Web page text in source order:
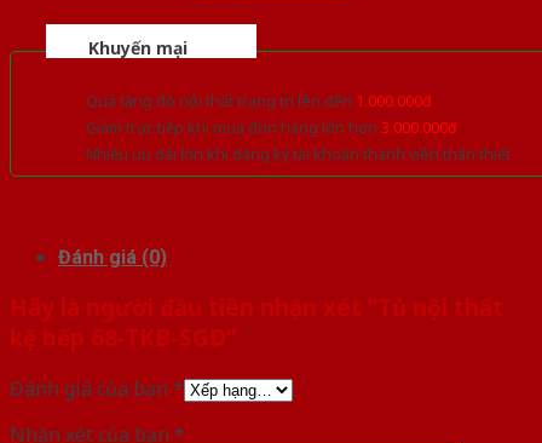
Khuyến mại
Quà tặng đồ nội thất trang trí lên đến 1.000.000đ
Giảm trực tiếp khi mua đơn hàng lớn hơn 3.000.000đ
Nhiều ưu đãi lớn khi đăng ký tài khoản thành viên thân thiết
Đánh giá (0)
Hãy là người đầu tiên nhận xét “Tủ nội thất
kệ bếp 68-TKB-SGD”
Đánh giá của bạn *
Nhận xét của bạn *